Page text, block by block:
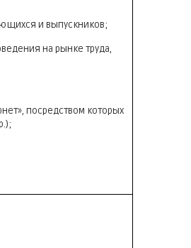
и выпускников;
на рынке труда,
посредством которых